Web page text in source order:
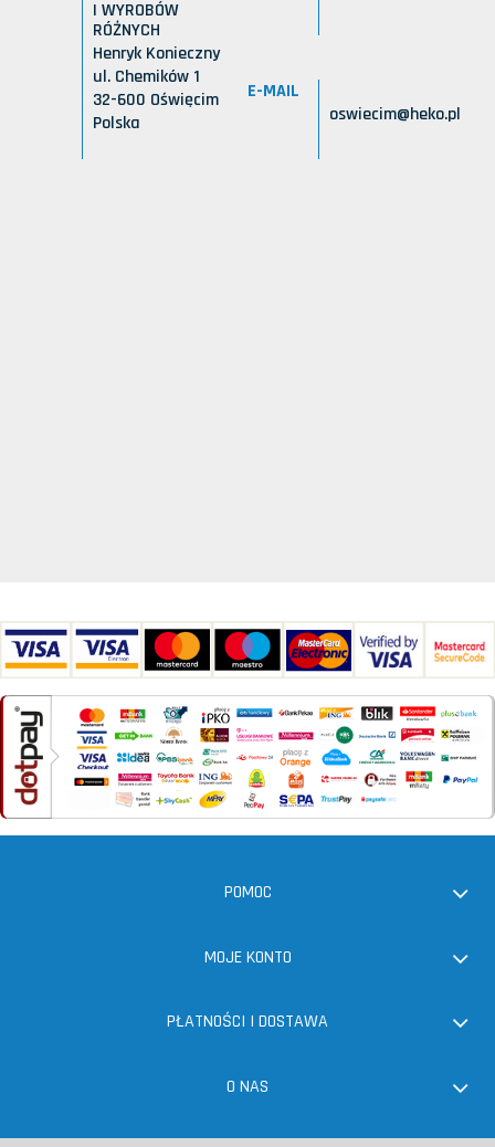
I WYROBÓW
RÓŻNYCH
Henryk Konieczny
ul. Chemików 1
32-600 Oświęcim
Polska
E-MAIL
oswiecim@heko.pl
POMOC
MOJE KONTO
PŁATNOŚCI I DOSTAWA
O NAS